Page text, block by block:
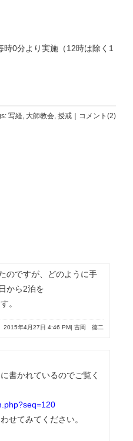
0分より実施（12時は除く1
写経, 大師教会, 授戒 コメント(2)
のですが、どのように手
から2泊を
。
2015年4月27日 4:46 PM| 吉岡 徳二
書かれているのでご覧く
せてみてください。